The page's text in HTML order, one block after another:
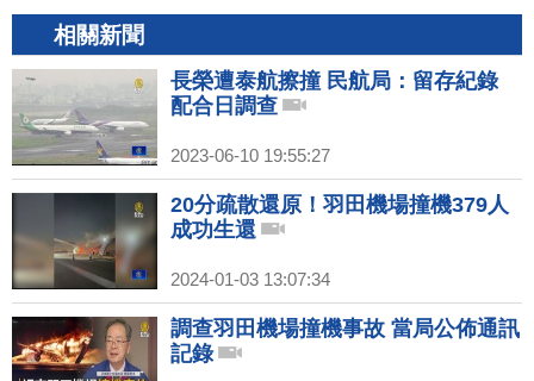
相關新聞
長榮遭泰航擦撞 民航局：留存紀錄
配合日調查
2023-06-10 19:55:27
20分疏散還原！羽田機場撞機379人
成功生還
2024-01-03 13:07:34
調查羽田機場撞機事故 當局公佈通訊
記錄